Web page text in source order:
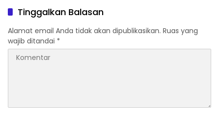
Industri Taman Rekreasi
dan Ekosistem Pariwisata
di Tanah Air
Tinggalkan Balasan
Alamat email Anda tidak akan dipublikasikan. Ruas yang
wajib ditandai *